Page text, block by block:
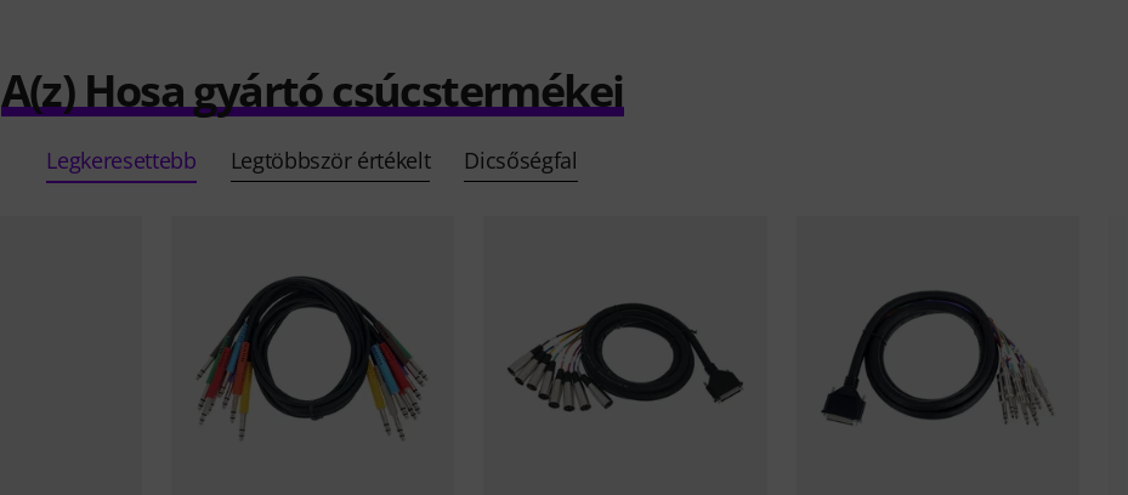
A(z) Hosa gyártó csúcstermékei
Legkeresettebb Legtöbbször értékelt Dicsőségfal